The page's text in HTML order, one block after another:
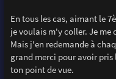
En tous les cas, aimant le
je voulais m'y coller. Je
Mais j'en redemande à
grand merci pour avoir pris
ton point de vue.